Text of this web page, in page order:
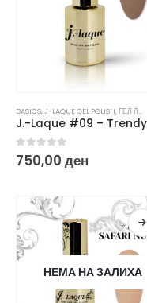
BASICS,J-LAQUE GEL POLISH,ГЕЛ ЛАКОВИ
0 out of 5
750,00 ден
НЕМА НА ЗАЛИХА